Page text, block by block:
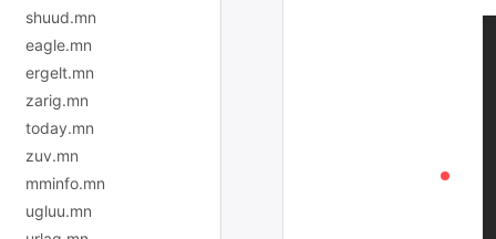
shuud.mn
eagle.mn
ergelt.mn
zarig.mn
today.mn
zuv.mn
mminfo.mn
ugluu.mn